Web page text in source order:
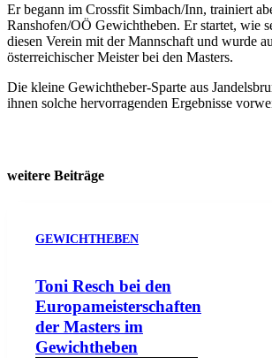
Er begann im Crossfit Simbach/Inn, trainiert
Ranshofen/OÖ Gewichtheben. Er startet, wie
diesen Verein mit der Mannschaft und wurde
österreichischer Meister bei den Masters.
Die kleine Gewichtheber-Sparte aus
ihnen solche hervorragenden Ergebnisse
weitere Beiträge
GEWICHTHEBEN
Toni Resch bei den
Europameisterschaften
der Masters im
Gewichtheben